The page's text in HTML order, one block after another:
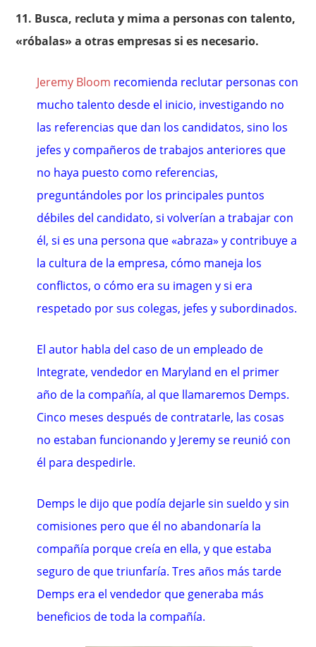
11. Busca, recluta y mima a personas con talento,
«róbalas» a otras empresas si es necesario.
Jeremy Bloom recomienda reclutar personas con
mucho talento desde el inicio, investigando no
las referencias que dan los candidatos, sino los
jefes y compañeros de trabajos anteriores que
no haya puesto como referencias,
preguntándoles por los principales puntos
débiles del candidato, si volverían a trabajar con
él, si es una persona que «abraza» y contribuye a
la cultura de la empresa, cómo maneja los
conflictos, o cómo era su imagen y si era
respetado por sus colegas, jefes y subordinados.
El autor habla del caso de un empleado de
Integrate, vendedor en Maryland en el primer
año de la compañía, al que llamaremos Demps.
Cinco meses después de contratarle, las cosas
no estaban funcionando y Jeremy se reunió con
él para despedirle.
Demps le dijo que podía dejarle sin sueldo y sin
comisiones pero que él no abandonaría la
compañía porque creía en ella, y que estaba
seguro de que triunfaría. Tres años más tarde
Demps era el vendedor que generaba más
beneficios de toda la compañía.